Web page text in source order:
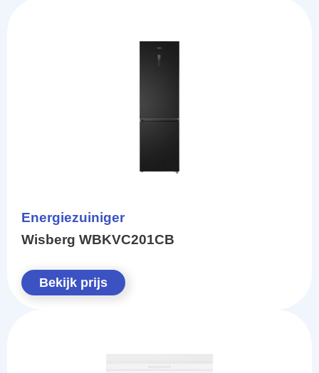
Energiezuiniger
Wisberg WBKVC201CB
Bekijk prijs